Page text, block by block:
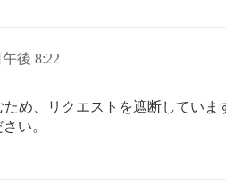
後 8:22
め、リクエストを遮断していま
い。